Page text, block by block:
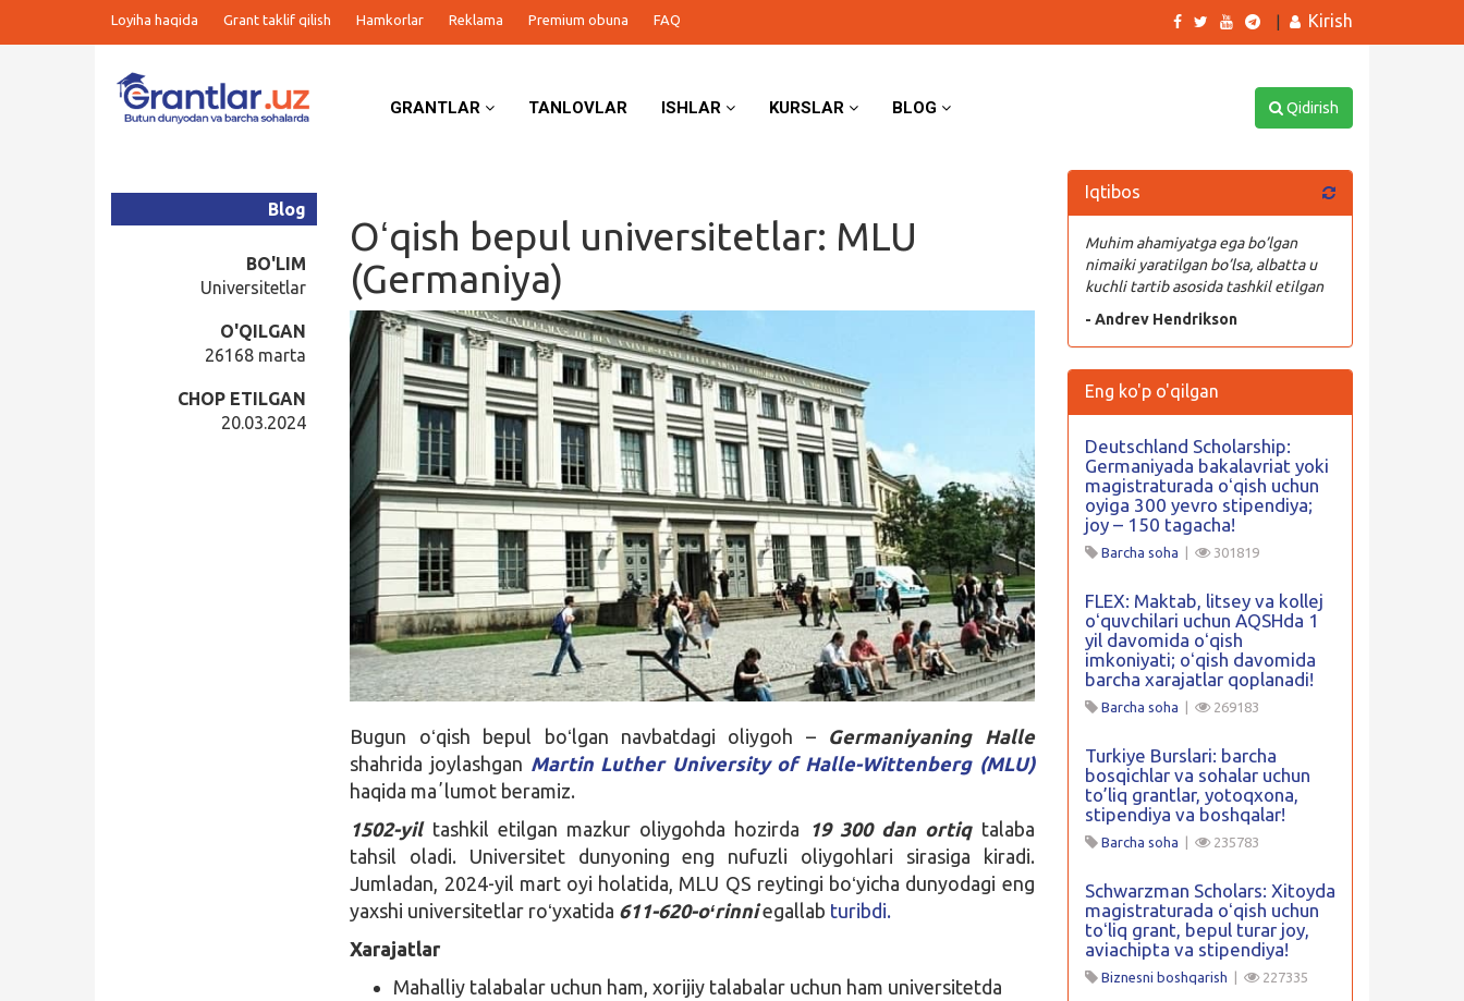
Loyiha haqida Grant taklif qilish Hamkorlar Reklama Premium obuna FAQ Kirish
GRANTLAR TANLOVLAR ISHLAR KURSLAR BLOG Qidirish
Oʻqish bepul universitetlar: MLU
(Germaniya)
Blog
BO'LIM
Universitetlar
O'QILGAN
26168 marta
CHOP ETILGAN
20.03.2024
Bugun oʻqish bepul boʻlgan navbatdagi oliygoh – Germaniyaning Halle
shahrida joylashgan Martin Luther University of Halle-Wittenberg (MLU)
haqida maʼlumot beramiz.
1502-yil tashkil etilgan mazkur oliygohda hozirda 19 300 dan ortiqtalaba
tahsil oladi. Universitet dunyoning eng nufuzli oliygohlari sirasiga kiradi.
Jumladan, 2024-yil mart oyi holatida, MLU QS reytingi boʻyicha dunyodagi eng
yaxshi universitetlar roʻyxatida 611-620-oʻrinniegallab turibdi.
Xarajatlar
Mahalliy talabalar uchun ham, xorijiy talabalar uchun ham universitetda
Iqtibos
Muhim ahamiyatga ega bo’lgan
nimaiki yaratilgan bo’lsa, albatta u
kuchli tartib asosida tashkil etilgan
- Andrev Hendrikson
Eng ko'p o'qilgan
Deutschland Scholarship:
Germaniyada bakalavriat yoki
magistraturada oʻqish uchun
oyiga 300 yevro stipendiya;
joy – 150 tagacha!
Barcha soha 301819
FLEX: Maktab, litsey va kollej
oʻquvchilari uchun AQSHda 1
yil davomida oʻqish
imkoniyati; oʻqish davomida
barcha xarajatlar qoplanadi!
Barcha soha 269183
Turkiye Burslari: barcha
bosqichlar va sohalar uchun
to’liq grantlar, yotoqxona,
stipendiya va boshqalar!
Barcha soha 235783
Schwarzman Scholars: Xitoyda
magistraturada oʻqish uchun
toʻliq grant, bepul turar joy,
aviachipta va stipendiya!
Biznesni boshqarish 227335